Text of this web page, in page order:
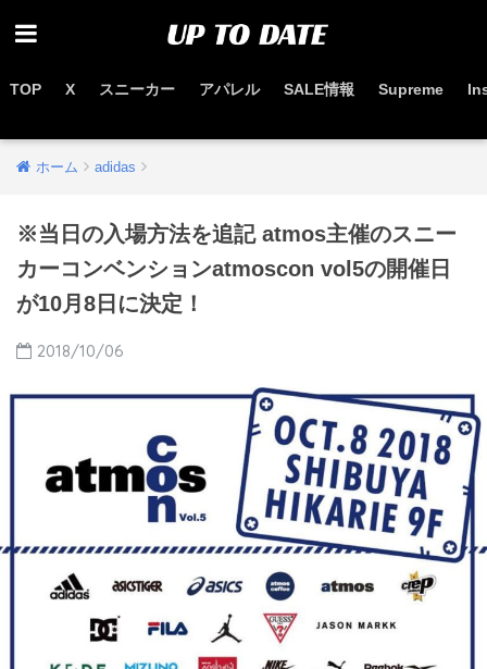
TOP X スニーカー アパレル SALE情報 Supreme
ホーム adidas
※当日の入場方法を追記 atmos主催のスニー
カーコンベンションatmoscon vol5の開催日
が10月8日に決定！
2018/10/06